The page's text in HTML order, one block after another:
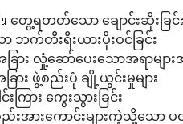
น တွေ့ရတတ်သော ချောင်းဆိုး
ာ ဘက်တီးရီးယားပိုးဝင်ခြင်း
ား လှုံ့ဆော်ပေးသောအရာမျာ
း ဖွဲ့စည်းပုံ ချို့ယွင်းမှုများ
ြား ကွေးသွားခြင်း
အားကောင်းများကဲ့သို့သော ပ